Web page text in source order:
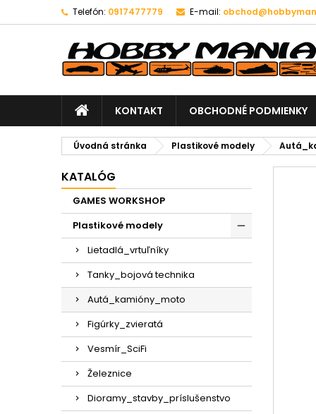
Telefón: 0917477779 E-mail:
KONTAKT OBCHODNÉ PODMIENKY
Úvodná stránka Plastikové modely
KATALÓG
GAMES WORKSHOP
Plastikové modely
Lietadlá_vrtuľníky
Tanky_bojová technika
Autá_kamióny_moto
Figúrky_zvieratá
Vesmír_SciFi
Železnice
Dioramy_stavby_príslušenstvo